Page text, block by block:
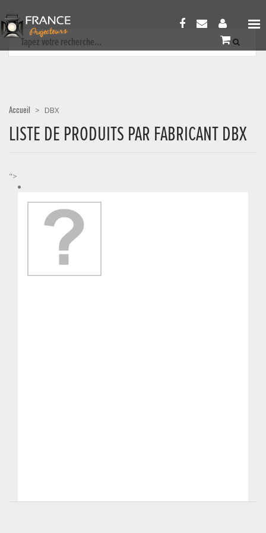
Accueil > DBX
LISTE DE PRODUITS PAR FABRICANT DBX
">